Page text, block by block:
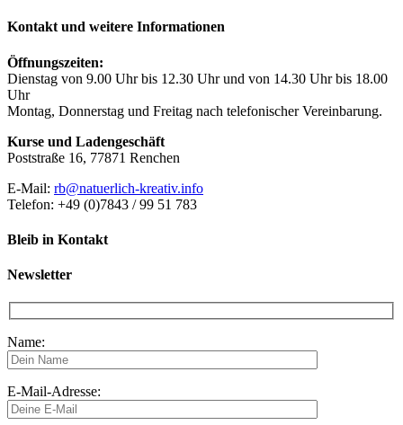
Kontakt und weitere Informationen
Öffnungszeiten:
Dienstag von 9.00 Uhr bis 12.30 Uhr und von 14.30 Uhr bis 18.00
Uhr
Montag, Donnerstag und Freitag nach telefonischer Vereinbarung.
Kurse und Ladengeschäft
Poststraße 16, 77871 Renchen
E-Mail: rb@natuerlich-kreativ.info
Telefon: +49 (0)7843 / 99 51 783
Bleib in Kontakt
Newsletter
Name:
E-Mail-Adresse: